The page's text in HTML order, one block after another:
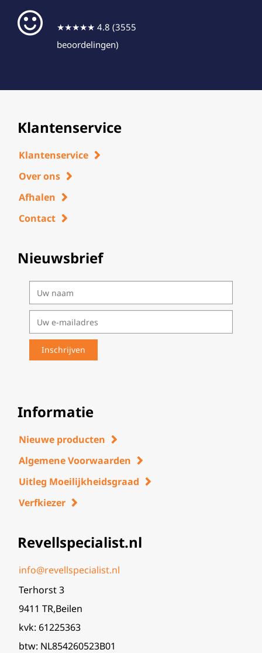
★★★★★ 4.8 (3555
beoordelingen)
Klantenservice
Klantenservice
Over ons
Afhalen
Contact
Nieuwsbrief
Informatie
Nieuwe producten
Algemene Voorwaarden
Uitleg Moeilijkheidsgraad
Verfkiezer
Revellspecialist.nl
info@revellspecialist.nl
Terhorst 3
9411 TR,Beilen
kvk: 61225363
btw: NL854260523B01